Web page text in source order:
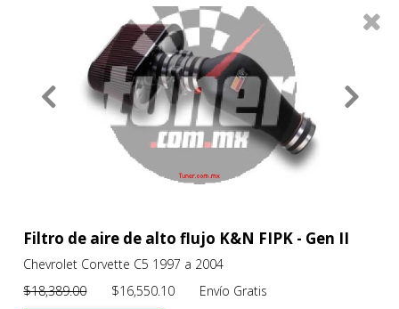
About
Services
Productos Filtros 0
Previous
Filtro de aire de alto flujo K&N FIPK - Gen II
Chevrolet Corvette C5 1997 a 2004
$18,389.00$16,550.10 Envío Gratis